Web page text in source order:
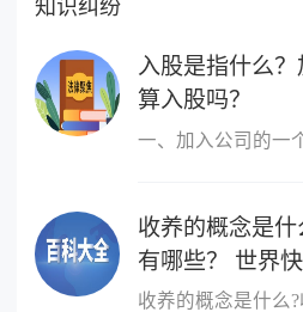
知识纠纷
入股是指什么
算入股吗？
收养的概念是
有哪些？ 世界